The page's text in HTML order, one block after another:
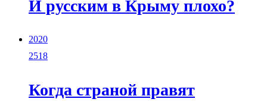
И русским в Крыму плохо?
2020
2518
Когда страной правят